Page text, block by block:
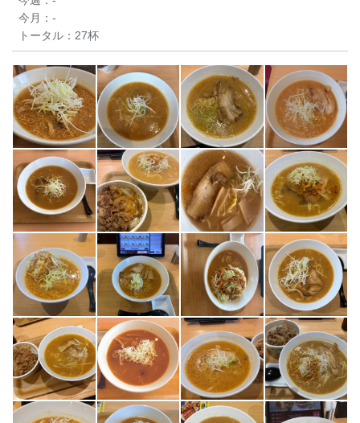
今月： -
トータル： 27杯